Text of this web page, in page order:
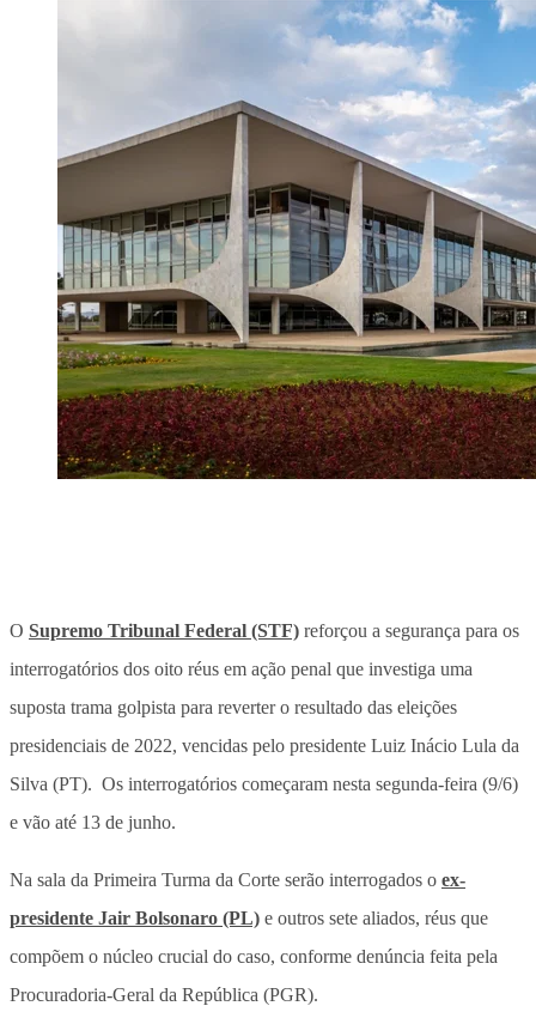
O Supremo Tribunal Federal (STF) reforçou a segurança para os
interrogatórios dos oito réus em ação penal que investiga uma
suposta trama golpista para reverter o resultado das eleições
presidenciais de 2022, vencidas pelo presidente Luiz Inácio Lula da
Silva (PT). Os interrogatórios começaram nesta segunda-feira (9/6)
e vão até 13 de junho.
Na sala da Primeira Turma da Corte serão interrogados o ex-
presidente Jair Bolsonaro (PL) e outros sete aliados, réus que
compõem o núcleo crucial do caso, conforme denúncia feita pela
Procuradoria-Geral da República (PGR).